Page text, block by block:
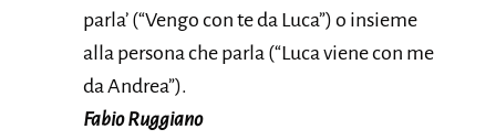
parla’ (“Vengo con te da Luca”) o insieme
alla persona che parla (“Luca viene con me
da Andrea”).
Fabio Ruggiano